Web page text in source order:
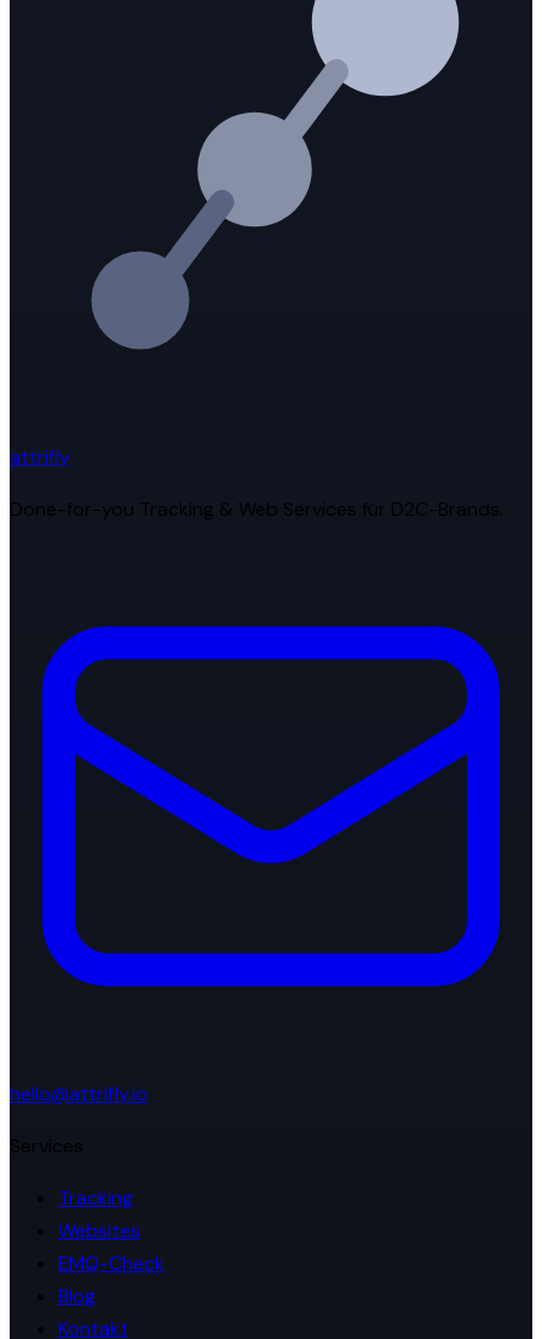
attrifly
Done-for-you Tracking & Web Services für D2C-Brands.
hello@attrifly.io
Services
Tracking
Websites
EMQ-Check
Blog
Kontakt